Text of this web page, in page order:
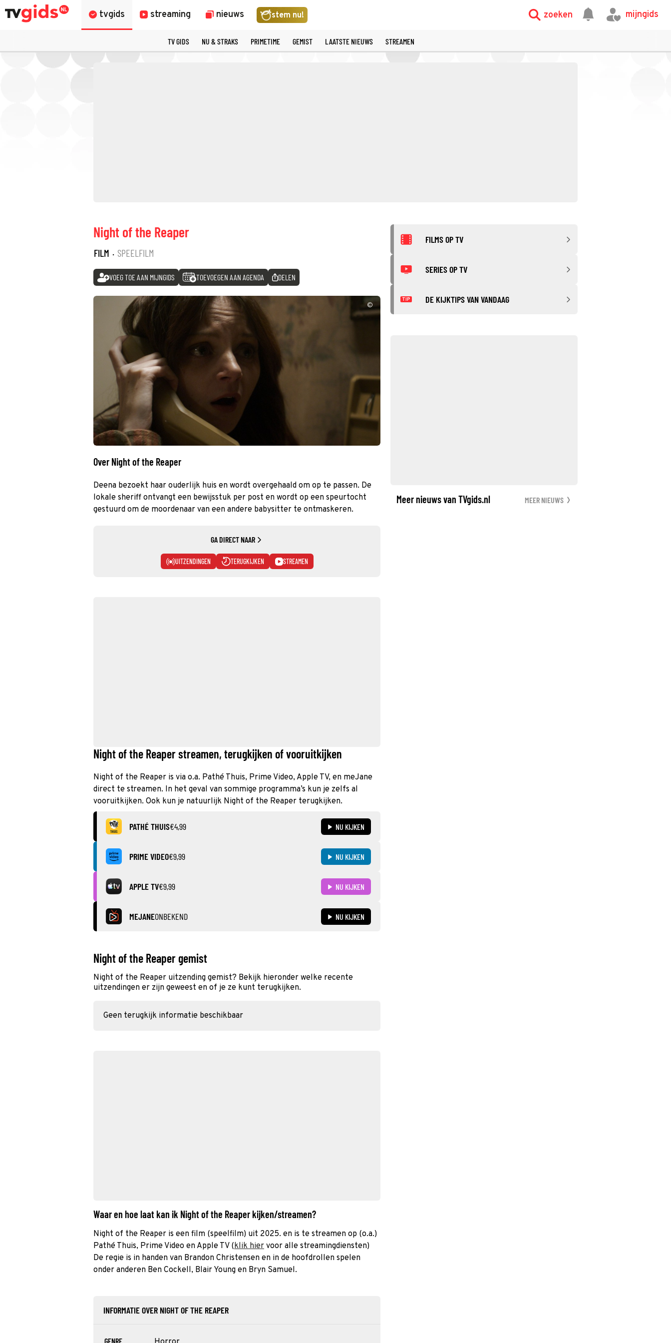
tvgids streaming nieuws stem nu! zoeken mijngids
TV GIDS NU & STRAKS PRIMETIME GEMIST LAATSTE NIEUWS STREAMEN
Night of the Reaper
FILM · SPEELFILM
VOEG TOE AAN MIJNGIDS TOEVOEGEN AAN AGENDA DELEN
©
Over Night of the Reaper
Deena bezoekt haar ouderlijk huis en wordt overgehaald om op te passen. De
lokale sheriff ontvangt een bewijsstuk per post en wordt op een speurtocht
gestuurd om de moordenaar van een andere babysitter te ontmaskeren.
GA DIRECT NAAR
UITZENDINGEN TERUGKIJKEN STREAMEN
Night of the Reaper streamen, terugkijken of vooruitkijken
Night of the Reaper is via o.a. Pathé Thuis, Prime Video, Apple TV, en meJane
direct te streamen. In het geval van sommige programma’s kun je zelfs al
vooruitkijken. Ook kun je natuurlijk Night of the Reaper terugkijken.
PATHÉ THUIS€4,99 NU KIJKEN
PRIME VIDEO€9,99 NU KIJKEN
APPLE TV€9,99 NU KIJKEN
MEJANEONBEKEND NU KIJKEN
Night of the Reaper gemist
Night of the Reaper uitzending gemist? Bekijk hieronder welke recente
uitzendingen er zijn geweest en of je ze kunt terugkijken.
Geen terugkijk informatie beschikbaar
Waar en hoe laat kan ik Night of the Reaper kijken/streamen?
Night of the Reaper is een film (speelfilm) uit 2025. en is te streamen op (o.a.)
Pathé Thuis, Prime Video en Apple TV (klik hier voor alle streamingdiensten)
De regie is in handen van Brandon Christensen en in de hoofdrollen spelen
onder anderen Ben Cockell, Blair Young en Bryn Samuel.
INFORMATIE OVER NIGHT OF THE REAPER
GENRE
FILMS OP TV
SERIES OP TV
TIP DE KIJKTIPS VAN VANDAAG
Meer nieuws van TVgids.nl MEER NIEUWS